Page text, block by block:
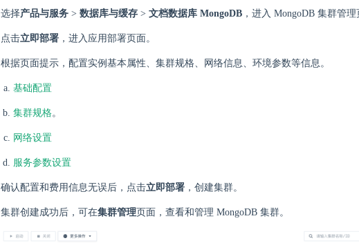
选择产品与服务 > 数据库与缓存 > 文档数据库 MongoDB ，进入 MongoDB 集群管
点击立即部署 ，进入应用部署页面。
根据页面提示，配置实例基本属性、集群规格、网络信息、环境参数等信息。
基础配置
集群规格。
网络设置
服务参数设置
确认配置和费用信息无误后，点击立即部署 ，创建集群。
集群创建成功后，可在集群管理页面，查看和管理 MongoDB 集群。